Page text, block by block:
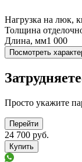
Нагрузка на люк,
Толщина
Длина, мм1 000
Посмотреть
Просто укажите
Перейти
24 700 руб.